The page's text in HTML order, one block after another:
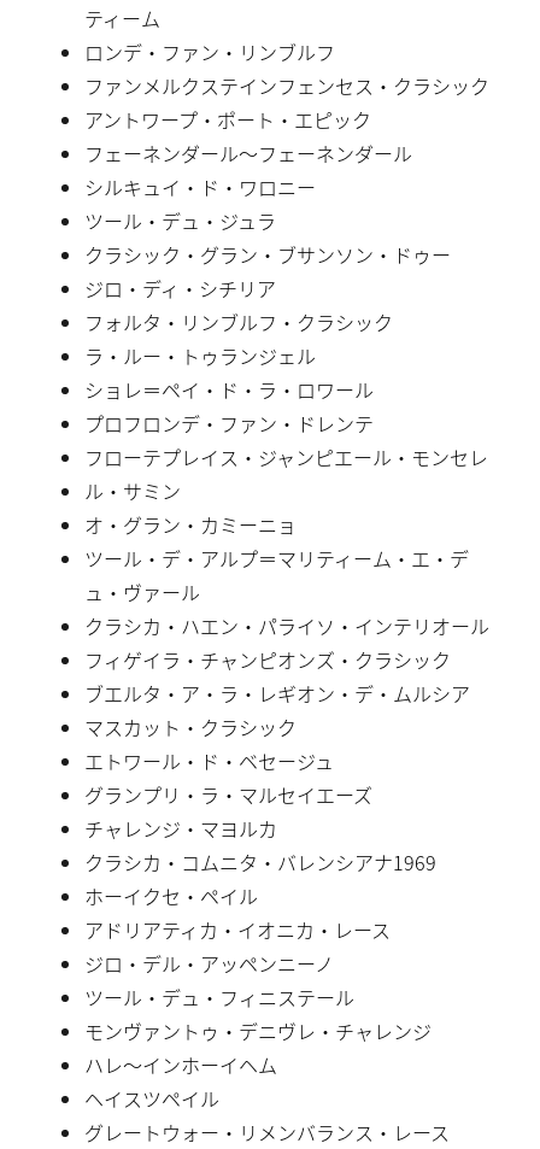
ティーム
ロンデ・ファン・リンブルフ
ファンメルクステインフェンセス・クラシック
アントワープ・ポート・エピック
フェーネンダール〜フェーネンダール
シルキュイ・ド・ワロニー
ツール・デュ・ジュラ
クラシック・グラン・ブサンソン・ドゥー
ジロ・ディ・シチリア
フォルタ・リンブルフ・クラシック
ラ・ルー・トゥランジェル
ショレ＝ペイ・ド・ラ・ロワール
プロフロンデ・ファン・ドレンテ
フローテプレイス・ジャンピエール・モンセレ
ル・サミン
オ・グラン・カミーニョ
ツール・デ・アルプ＝マリティーム・エ・デ
ュ・ヴァール
クラシカ・ハエン・パライソ・インテリオール
フィゲイラ・チャンピオンズ・クラシック
ブエルタ・ア・ラ・レギオン・デ・ムルシア
マスカット・クラシック
エトワール・ド・ベセージュ
グランプリ・ラ・マルセイエーズ
チャレンジ・マヨルカ
クラシカ・コムニタ・バレンシアナ1969
ホーイクセ・ペイル
アドリアティカ・イオニカ・レース
ジロ・デル・アッペンニーノ
ツール・デュ・フィニステール
モンヴァントゥ・デニヴレ・チャレンジ
ハレ〜インホーイヘム
ヘイスツペイル
グレートウォー・リメンバランス・レース